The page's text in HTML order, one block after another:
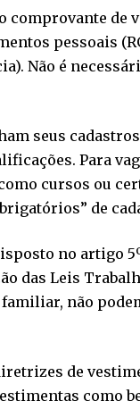
de
pessoais (RG,
Não é
seus
Para
cursos ou
de
no artigo
das Leis
não
de
como